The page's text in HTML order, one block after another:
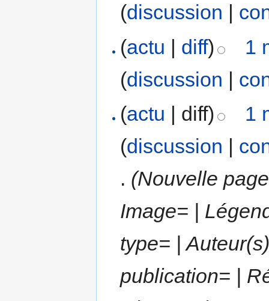
(discussion |
(actu | diff)
1
(discussion |
(actu | diff)
1
(discussion |
. (Nouvelle
Image= |
type= |
publication= |